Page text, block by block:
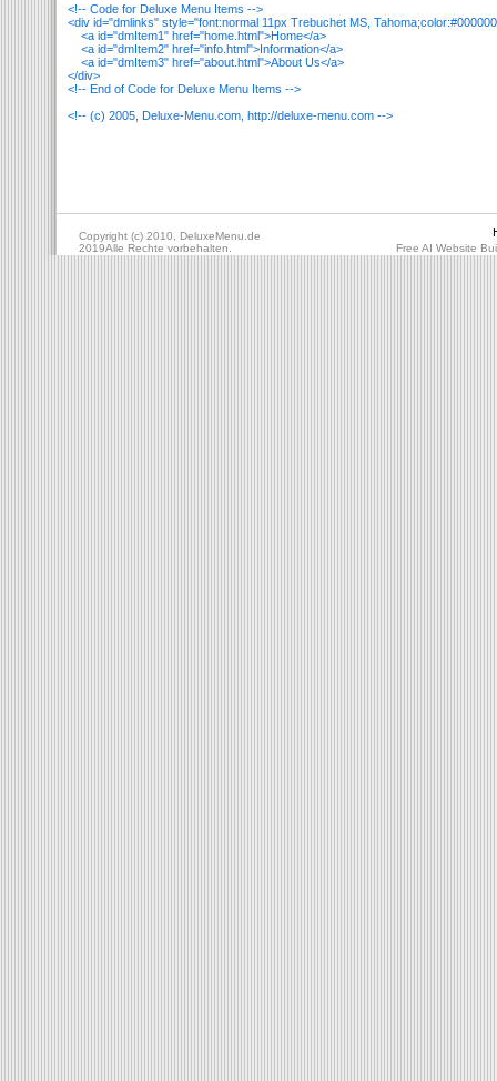
<!-- Code for Deluxe Menu Items -->
<div id="dmlinks" style="font:normal 11px Trebuchet MS,
<a id="dmItem1" href="home.html">Home</a>
<a id="dmItem2" href="info.html">Information</a>
<a id="dmItem3" href="about.html">About Us</a>
</div>
<!-- End of Code for Deluxe Menu Items -->
<!-- (c) 2005, Deluxe-Menu.com, http://deluxe-menu.com -->
Copyright (c) 2010, DeluxeMenu.de
2019Alle Rechte vorbehalten. Free AI Website